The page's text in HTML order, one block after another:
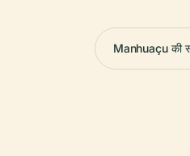
Manhuaçu की